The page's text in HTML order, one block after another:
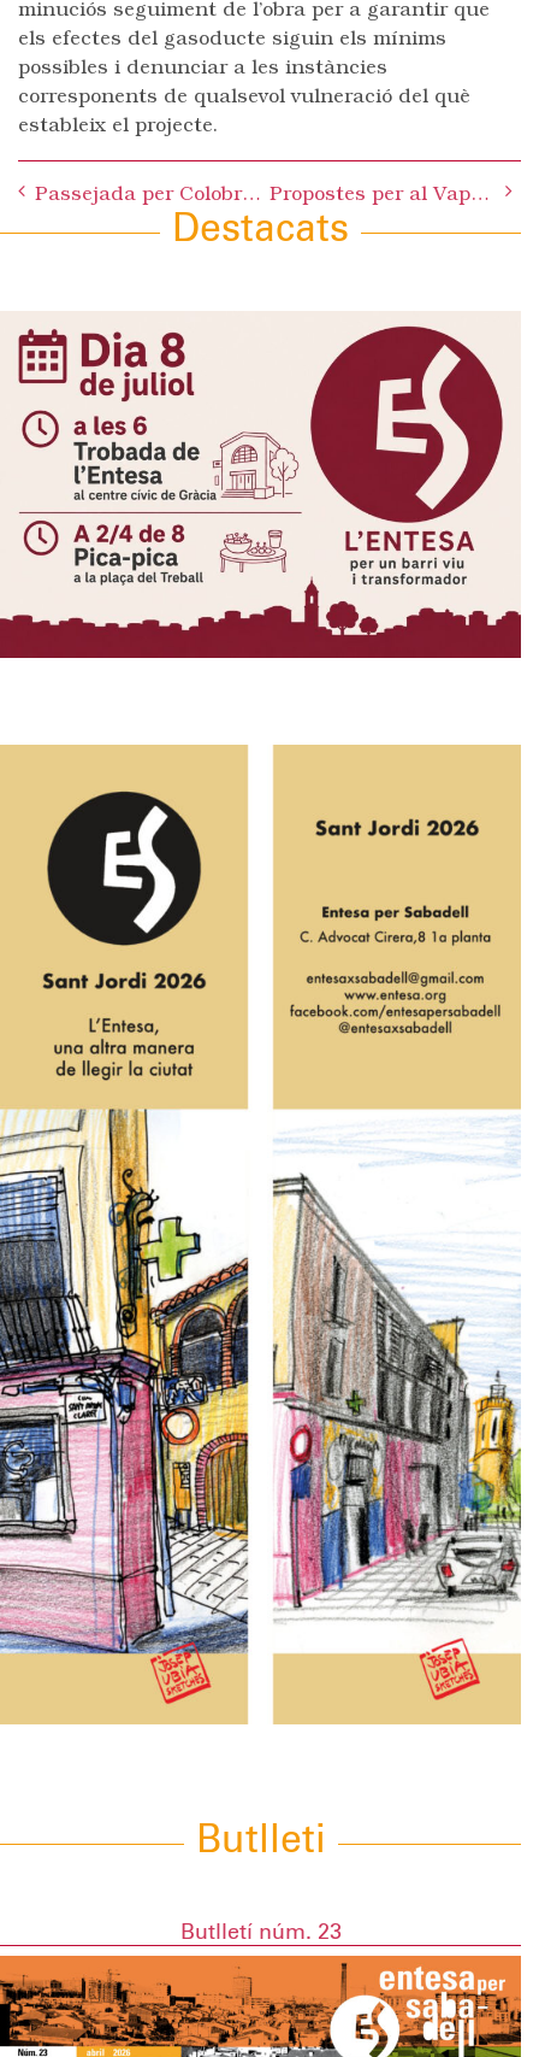
minuciós seguiment de l’obra per a garantir que
els efectes del gasoducte siguin els mínims
possibles i denunciar a les instàncies
corresponents de qualsevol vulneració del què
estableix el projecte.
navigation
Passejada per Colobrers (obres Gasoducte) Propostes per al Vapor Cusidó
Destacats
Butlleti
Butlletí núm. 23